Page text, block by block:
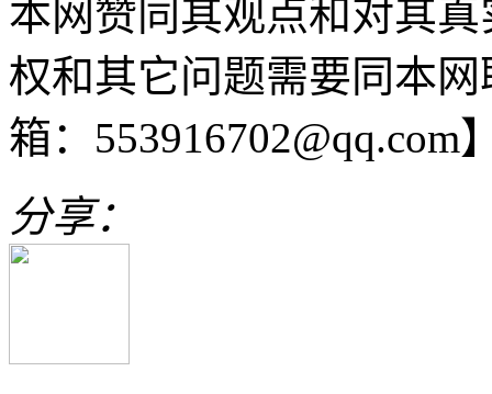
本网赞同其观点和对其
权和其它问题需要同本
箱：553916702@qq.com
分享：